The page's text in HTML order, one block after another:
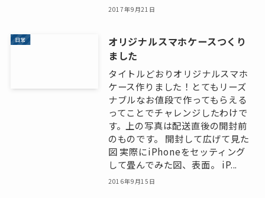
2017年9月21日
日常
オリジナルスマホケースつくり
ました
タイトルどおりオリジナルスマホ
ケース作りました！とてもリーズ
ナブルなお値段で作ってもらえる
ってことでチャレンジしたわけで
す。上の写真は配送直後の開封前
のものです。 開封して広げて見た
図 実際にiPhoneをセッティング
して畳んでみた図、表面。 iP...
2016年9月15日